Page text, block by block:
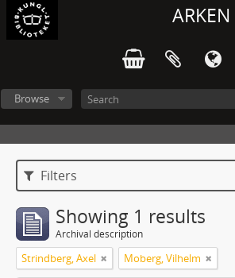
ARKEN
Browse
Filters
Showing 1 results
Archival description
Strindberg, Axel Moberg, Vilhelm